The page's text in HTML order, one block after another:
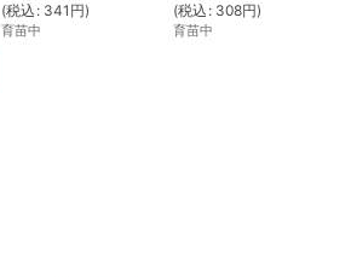
(税込 : 341 円)
育苗中
(税込 : 308円)
育苗中